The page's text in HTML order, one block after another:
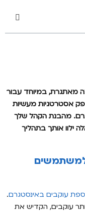
מאתגרת, במיוחד עבור
אסטרטגיות מעשיות
מהבנת הקהל שלך
ילוו אותך בתהליך
עוקבים באינסטגרם.
עוקבים, הקדיש את